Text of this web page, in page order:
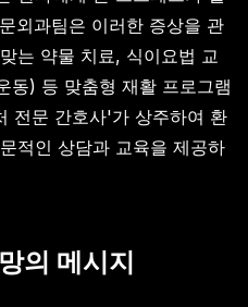
외과팀은 이러한 증상을 관
는 약물 치료, 식이요법 교
동) 등 맞춤형 재활 프로그램
전문 간호사'가 상주하여 환
적인 상담과 교육을 제공하
의 메시지